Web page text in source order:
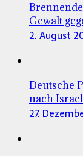
Gewalt
2. August
Deutsche
nach Israel
27.